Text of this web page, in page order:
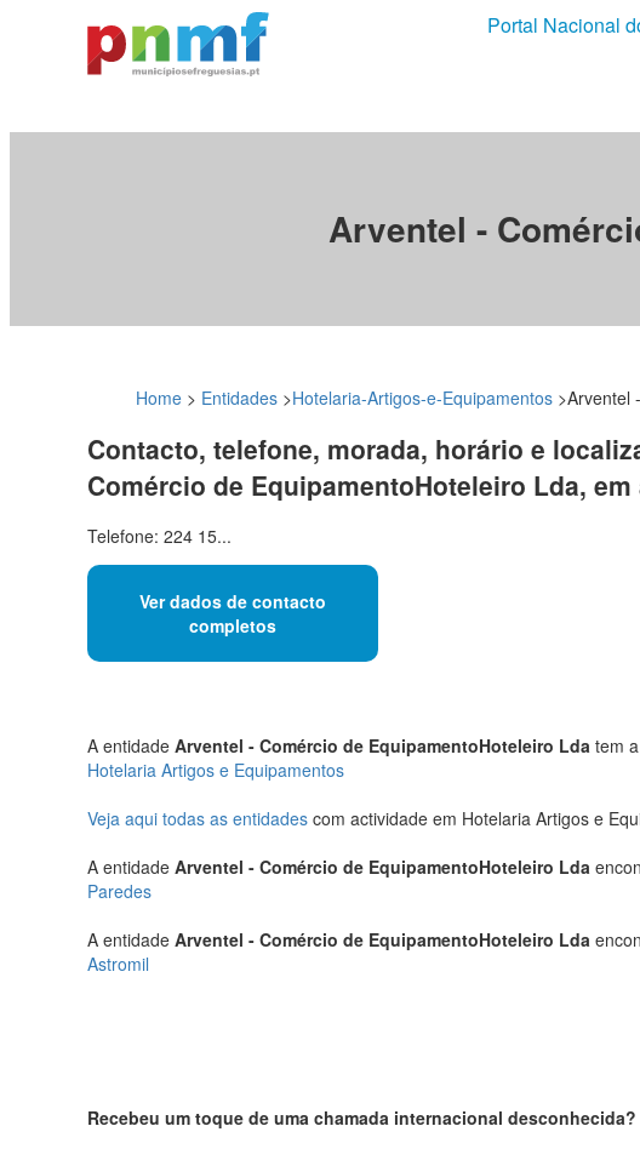
Portal Nacional
Arventel -
Home > Entidades >Hotelaria-Artigos-e-Equipamentos >Arventel
Contacto, telefone, morada, horário e
Comércio de EquipamentoHoteleiro Lda,
Telefone: 224 15...
Ver dados de contacto
completos
A entidade Arventel - Comércio de EquipamentoHoteleiro Lda tem
Hotelaria Artigos e Equipamentos
Veja aqui todas as entidades com actividade em Hotelaria Artigos e
A entidade Arventel - Comércio de EquipamentoHoteleiro Lda
Paredes
A entidade Arventel - Comércio de EquipamentoHoteleiro Lda
Astromil
Recebeu um toque de uma chamada internacional desconhecida?